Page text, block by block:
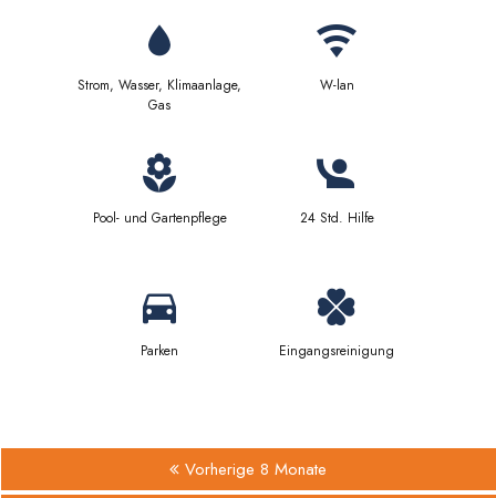
Strom, Wasser, Klimaanlage,
Gas
W-lan
Pool- und Gartenpflege 24 Std. Hilfe
Parken Eingangsreinigung
Vorherige 8 Monate